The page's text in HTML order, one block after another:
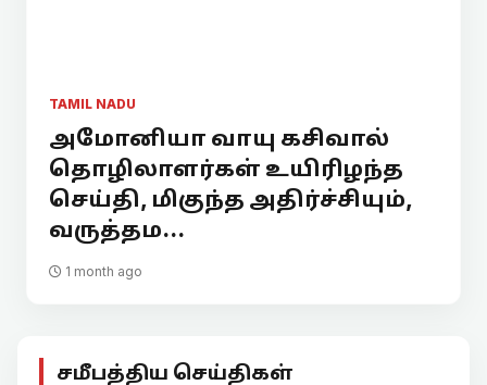
TAMIL NADU
அமோனியா வாயு கசிவால்
தொழிலாளர்கள் உயிரிழந்த
செய்தி, மிகுந்த அதிர்ச்சியும்,
வருத்தம...
1 month ago
சமீபத்திய செய்திகள்